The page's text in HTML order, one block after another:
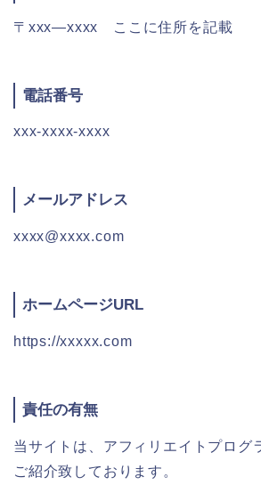
〒xxx―xxxx ここに住所を記載
電話番号
xxx-xxxx-xxxx
メールアドレス
xxxx@xxxx.com
ホームページURL
https://xxxxx.com
責任の有無
当サイトは、アフィリエイトプログ
ご紹介致しております。